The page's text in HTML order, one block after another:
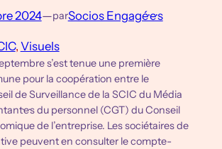
2024—parSocios Engagé·e·s
, Visuels
s’est tenue une première
pour la coopération entre le
de Surveillance de la SCIC du Média
du personnel (CGT) du Conseil
de l’entreprise. Les sociétaires de
peuvent en consulter le compte-